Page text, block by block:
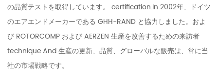
の品質テストを取得しています。 certification.In 2002年、ドイツ
のエアエンドメーカーである GHH-RAND と協力しました。およ
び ROTORCOMP および AERZEN 生産を改善するための来訪者
technique.And 生産の更新、品質、グローバルな販売は、常に当
社の市場戦略です。